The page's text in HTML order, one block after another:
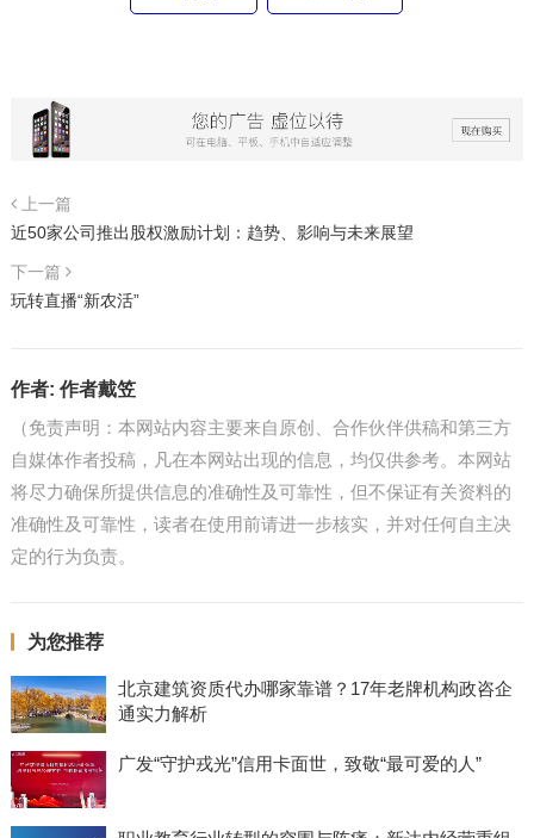
上一篇
近50家公司推出股权激励计划：趋势、影响与未来展望
下一篇
玩转直播“新农活”
作者: 作者戴笠
（免责声明：本网站内容主要来自原创、合作伙伴供稿和第三方
自媒体作者投稿，凡在本网站出现的信息，均仅供参考。本网站
将尽力确保所提供信息的准确性及可靠性，但不保证有关资料的
准确性及可靠性，读者在使用前请进一步核实，并对任何自主决
定的行为负责。
为您推荐
北京建筑资质代办哪家靠谱？17年老牌机构政咨企
通实力解析
广发“守护戎光”信用卡面世，致敬“最可爱的人”